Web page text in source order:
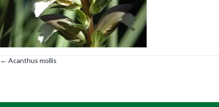
Posts
← Acanthus mollis